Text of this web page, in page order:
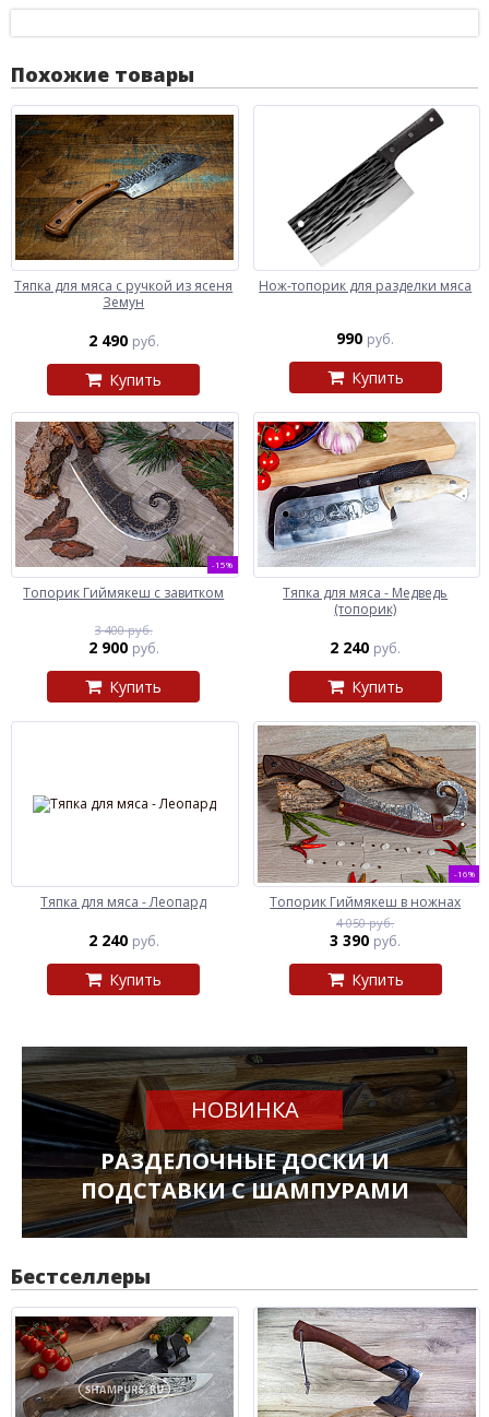
Похожие товары
Тяпка для мяса с ручкой из ясеня
Земун
2 490 руб.
Купить
Нож-топорик для разделки мяса
990 руб.
Купить
-15%
Топорик Гиймякеш с завитком
3 400 руб.
2 900 руб.
Купить
Тяпка для мяса - Медведь
(топорик)
2 240 руб.
Купить
Тяпка для мяса - Леопард
2 240 руб.
Купить
-16%
Топорик Гиймякеш в ножнах
4 050 руб.
3 390 руб.
Купить
НОВИНКА
РАЗДЕЛОЧНЫЕ ДОСКИ И
ПОДСТАВКИ С ШАМПУРАМИ
Бестселлеры